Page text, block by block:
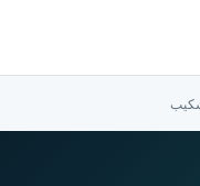
شکیب